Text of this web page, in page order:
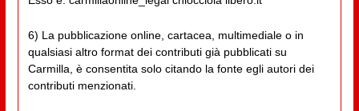
6) La pubblicazione online, cartacea, multimediale o in
qualsiasi altro format dei contributi già pubblicati su
Carmilla, è consentita solo citando la fonte egli autori dei
contributi menzionati.